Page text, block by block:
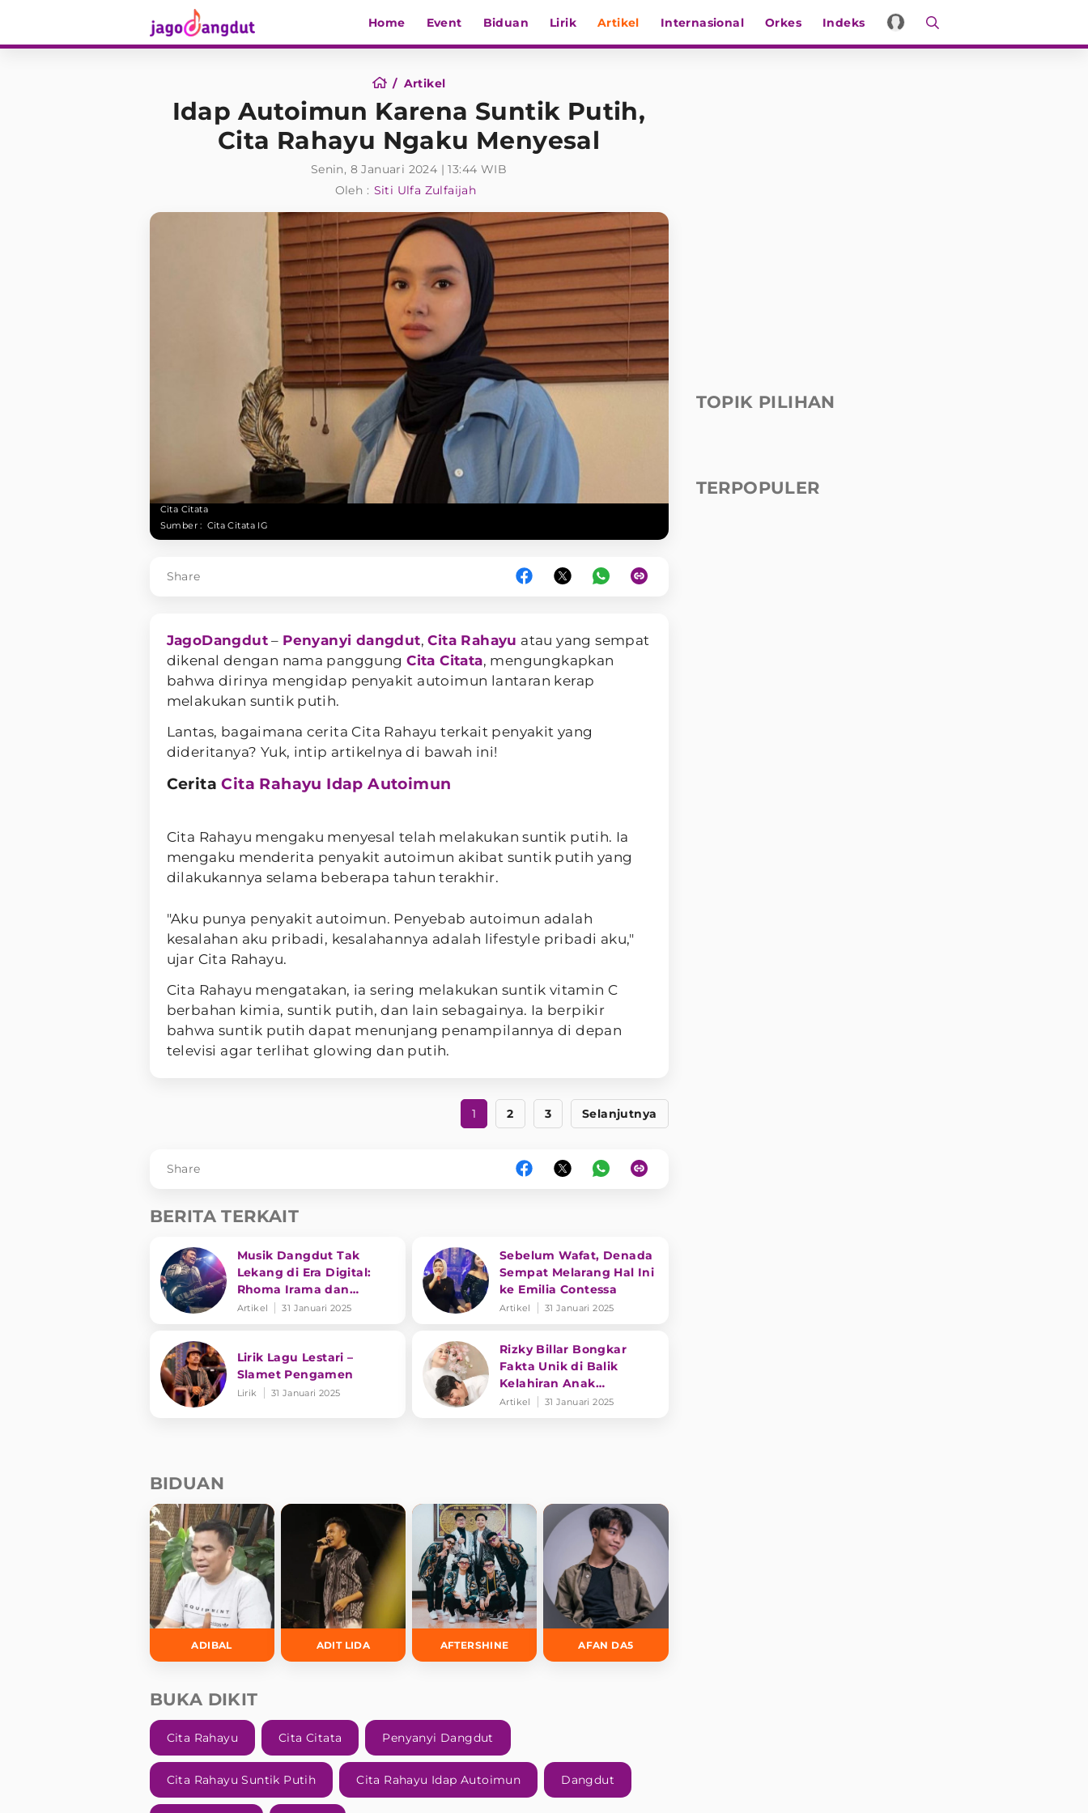
Home Event Biduan Lirik Artikel Internasional Orkes Indeks
Artikel
Idap Autoimun Karena Suntik Putih,
Cita Rahayu Ngaku Menyesal
Senin, 8 Januari 2024 | 13:44 WIB
Oleh : Siti Ulfa Zulfaijah
Cita Citata
Sumber : Cita Citata IG
Share
JagoDangdut– Penyanyi dangdut,Cita Rahayu atau yang sempat
dikenal dengan nama panggungCita Citata, mengungkapkan
bahwa dirinya mengidap penyakit autoimun lantaran kerap
melakukan suntik putih.
Lantas, bagaimana cerita Cita Rahayu terkait penyakit yang
dideritanya? Yuk, intip artikelnya di bawah ini!
CeritaCita Rahayu Idap Autoimun
Cita Rahayu mengaku menyesal telah melakukan suntik putih. Ia
mengaku menderita penyakit autoimun akibat suntik putih yang
dilakukannya selama beberapa tahun terakhir.
"Aku punya penyakit autoimun. Penyebab autoimun adalah
kesalahan aku pribadi, kesalahannya adalah lifestyle pribadi aku,"
ujar Cita Rahayu.
Cita Rahayu mengatakan, ia sering melakukan suntik vitamin C
berbahan kimia, suntik putih, dan lain sebagainya. Ia berpikir
bahwa suntik putih dapat menunjang penampilannya di depan
televisi agar terlihat glowing dan putih.
1 2 3 Selanjutnya
Share
BERITA TERKAIT
Musik Dangdut Tak
Lekang di Era Digital:
Rhoma Irama dan
Transformasi Genre
Artikel 31 Januari 2025
Sebelum Wafat, Denada
Sempat Melarang Hal Ini
ke Emilia Contessa
Artikel 31 Januari 2025
Lirik Lagu Lestari –
Slamet Pengamen
Lirik 31 Januari 2025
Rizky Billar Bongkar
Fakta Unik di Balik
Kelahiran Anak
Keduanya
Artikel 31 Januari 2025
BIDUAN
ADIBAL ADIT LIDA AFTERSHINE AFAN DA5
BUKA DIKIT
Cita Rahayu Cita Citata Penyanyi Dangdut
Cita Rahayu Suntik Putih Cita Rahayu Idap Autoimun Dangdut
TOPIK PILIHAN
TERPOPULER